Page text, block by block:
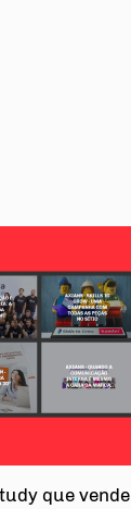
que vende